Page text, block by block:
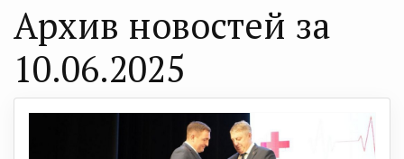
Архив новостей за
10.06.2025